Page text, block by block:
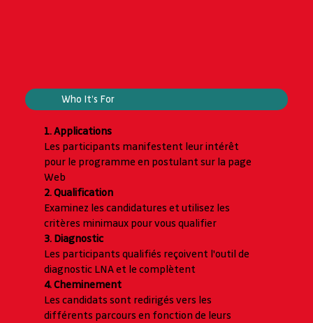
Who It’s For
1. Applications
Les participants manifestent leur intérêt
pour le programme en postulant sur la page
Web
2. Qualification
Examinez les candidatures et utilisez les
critères minimaux pour vous qualifier
3. Diagnostic
Les participants qualifiés reçoivent l'outil de
diagnostic LNA et le complètent
4. Cheminement
Les candidats sont redirigés vers les
différents parcours en fonction de leurs